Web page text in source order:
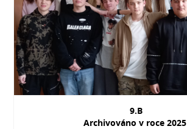
9.B
Archivováno v roce 2025